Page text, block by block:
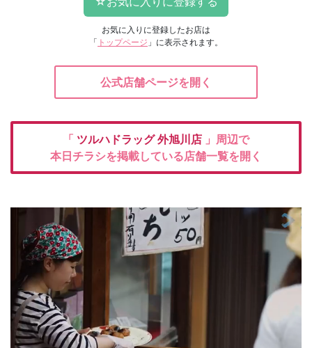
お気に入りに登録したお店は
「 トップページ 」に表示されます。
公式店舗ページを開く
「 ツルハドラッグ外旭川店 」周辺で
本日チラシを掲載している店舗一覧を開く